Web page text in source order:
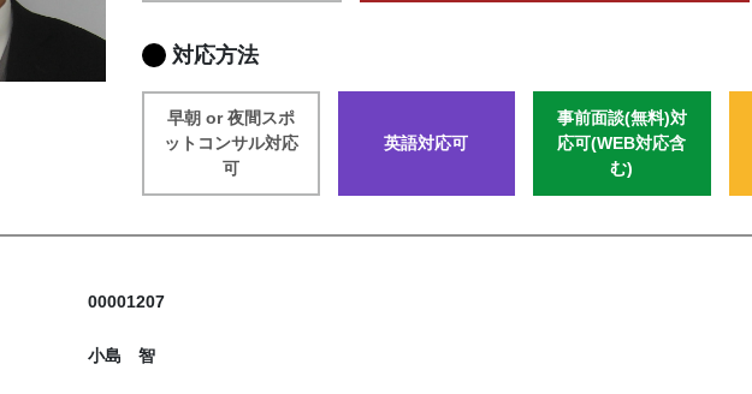
対応方法
早朝 or 夜間スポ
ットコンサル対応
可
英語対応可
事前面談(無料)対
応可(WEB対応含
む)
00001207
小島 智